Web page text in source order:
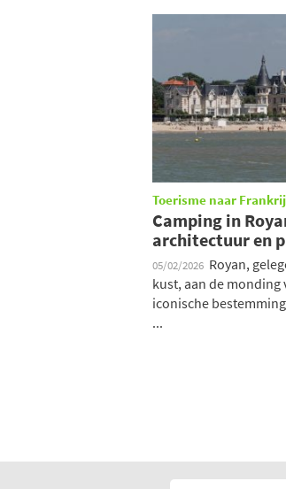
Toerisme naar
Camping in
architectuur en
05/02/2026 Royan,
kust, aan de monding
iconische
...